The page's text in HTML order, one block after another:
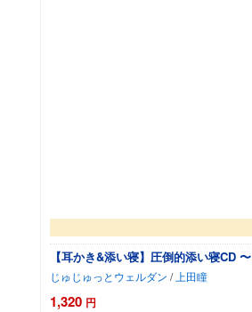
【耳かき&添い寝】圧倒的添い寝CD
じゅじゅっとウェルダン / 上田瞳
1,320 円